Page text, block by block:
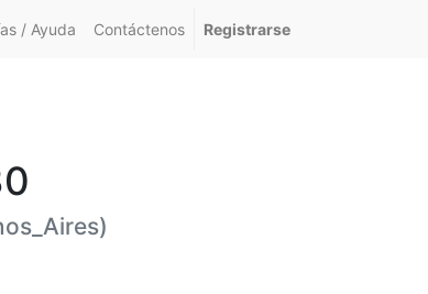
/ Ayuda Contáctenos Registrarse
)